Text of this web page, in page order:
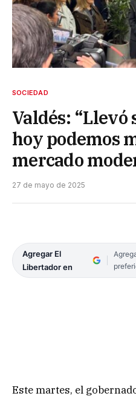
SOCIEDAD
Valdés: “Llevó
hoy podemos
mercado
27 de mayo de 2025
Agregar El
Libertador en
Este martes, el